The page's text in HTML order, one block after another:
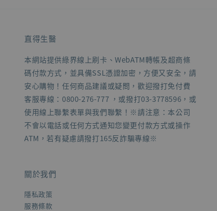
直得生醫
本網站提供綠界線上刷卡、WebATM轉帳及超商條
碼付款方式，並具備SSL憑證加密，方便又安全，請
安心購物！任何商品建議或疑問，歡迎撥打免付費
客服專線：0800-276-777 ，或撥打03-3778596，或
使用線上聯繫表單與我們聯繫！※請注意：本公司
不會以電話或任何方式通知您變更付款方式或操作
ATM，若有疑慮請撥打165反詐騙專線※
關於我們
隱私政策
服務條款